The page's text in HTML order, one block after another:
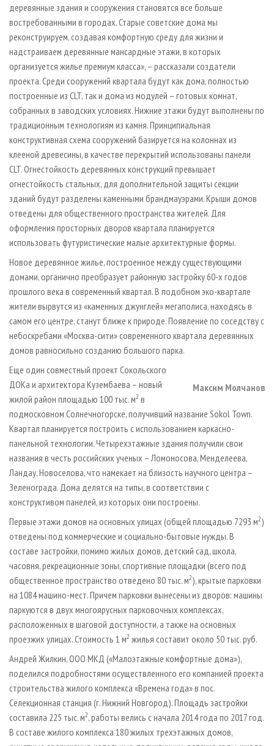
деревянные здания и сооружения становятся все больше
востребованными в городах. Старые советские дома мы
реконструируем, создавая комфортную среду для жизни и
надстраиваем деревянные мансардные этажи, в которых
организуется жилье премиум класса», – рассказали создатели
проекта. Среди сооружений квартала будут как дома, полностью
построенные из CLT, так и дома из модулей – готовых комнат,
собранных в заводских условиях. Нижние этажи будут выполнены по
традиционным технологиям из камня. Принципиальная
конструктивная схема сооружений базируется на колоннах из
клееной древесины, в качестве перекрытий использованы панели
CLT. Огнестойкость деревянных конструкций превышает
огнестойкость стальных, для дополнительной защиты секции
зданий будут разделены каменными брандмауэрами. Крыши домов
отведены для общественного пространства жителей. Для
оформления просторных дворов квартала планируется
использовать футуристические малые архитектурные формы.
Новое деревянное жилье, построенное между существующими
домами, органично преобразует районную застройку 60-х годов
прошлого века в современный квартал. В подобном эко-квартале
жители вырвутся из «каменных джунглей» мегаполиса, находясь в
самом его центре, станут ближе к природе. Появление по соседству с
небоскребами «Москва-сити» современного квартала деревянных
домов равносильно созданию большого парка.
Максим Молчанов
Еще один совместный проект Сокольского
ДОКа и архитектора Кузембаева – новый
жилой район площадью 100 тыс. м2 в
подмосковном Солнечногорске, получивший название Sokol Town.
Квартал планируется построить с использованием каркасно-
панельной технологии. Четырехэтажные здания получили свои
названия в честь российских ученых – Ломоносова, Менделеева,
Ландау, Новоселова, что намекает на близость научного центра –
Зеленограда. Дома делятся на типы, в соответствии с
конструктивом панелей, из которых они построены.
Первые этажи домов на основных улицах (общей площадью 7293 м2)
отведены под коммерческие и социально-бытовые нужды. В
составе застройки, помимо жилых домов, детский сад, школа,
часовня, рекреационные зоны, спортивные площадки (всего под
общественное пространство отведено 80 тыс. м2), крытые парковки
на 1084 машино-мест. Причем парковки вынесены из дворов: машины
паркуются в двух многоярусных парковочных комплексах,
расположенных в шаговой доступности, а также на основных
проезжих улицах. Стоимость 1 м2 жилья составит около 50 тыс. руб.
Андрей Жилкин, ООО МКД («Малоэтажные комфортные дома»),
поделился подробностями осуществленного его компанией проекта
строительства жилого комплекса «Времена года» в пос.
Селекционная станция (г. Нижний Новгород). Площадь застройки
составила 225 тыс. м2, работы велись с начала 2014 года по 2017 год.
В составе жилого комплекса 180 жилых трехэтажных домов,